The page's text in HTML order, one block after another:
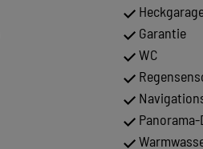
Garantie
WC
Panorama-